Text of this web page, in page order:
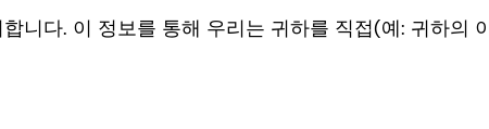
니다. 이 정보를 통해 우리는 귀하를 직접(예: 귀하의